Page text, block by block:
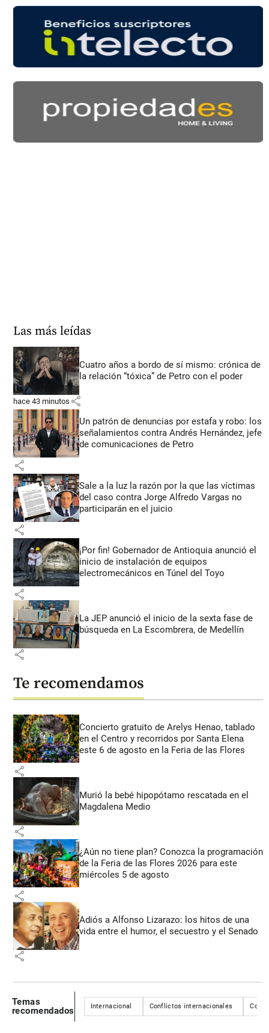
Las más leídas
Cuatro años a bordo de sí mismo: crónica de
la relación “tóxica” de Petro con el poder
hace 43 minutos share
Un patrón de denuncias por estafa y robo: los
señalamientos contra Andrés Hernández, jefe
de comunicaciones de Petro
share
Sale a la luz la razón por la que las víctimas
del caso contra Jorge Alfredo Vargas no
participarán en el juicio
share
¡Por fin! Gobernador de Antioquia anunció el
inicio de instalación de equipos
electromecánicos en Túnel del Toyo
share
La JEP anunció el inicio de la sexta fase de
búsqueda en La Escombrera, de Medellín
share
Te recomendamos
Concierto gratuito de Arelys Henao, tablado
en el Centro y recorridos por Santa Elena
este 6 de agosto en la Feria de las Flores
share
Murió la bebé hipopótamo rescatada en el
Magdalena Medio
share
¿Aún no tiene plan? Conozca la programación
de la Feria de las Flores 2026 para este
miércoles 5 de agosto
share
Adiós a Alfonso Lizarazo: los hitos de una
vida entre el humor, el secuestro y el Senado
share
Temas
recomendados
Internacional Conflictos internacionales